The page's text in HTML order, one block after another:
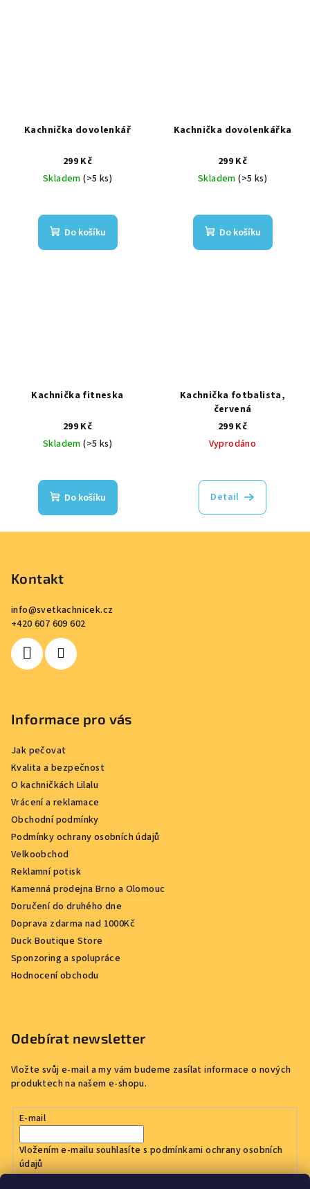
Kachnička dovolenkář
299 Kč
Skladem(>5 ks)
Do košíku
Kachnička dovolenkářka
299 Kč
Skladem(>5 ks)
Do košíku
Kachnička fitneska
299 Kč
Skladem(>5 ks)
Do košíku
Kachnička fotbalista,
červená
299 Kč
Vyprodáno
Detail
Kontakt
info@svetkachnicek.cz
+420 607 609 602
Informace pro vás
Jak pečovat
Kvalita a bezpečnost
O kachničkách Lilalu
Vrácení a reklamace
Obchodní podmínky
Podmínky ochrany osobních údajů
Velkoobchod
Reklamní potisk
Kamenná prodejna Brno a Olomouc
Doručení do druhého dne
Doprava zdarma nad 1000Kč
Duck Boutique Store
Sponzoring a spolupráce
Hodnocení obchodu
Odebírat newsletter
Vložte svůj e-mail a my vám budeme zasílat informace o nových
produktech na našem e-shopu.
E-mail
Vložením e-mailu souhlasíte s podmínkami ochrany osobních
údajů